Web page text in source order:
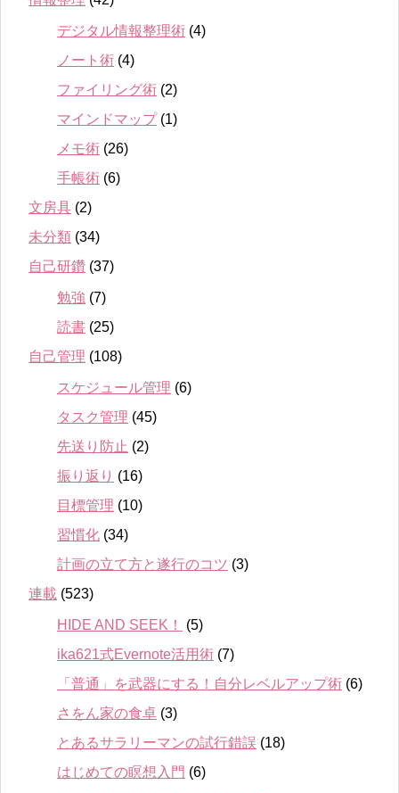
デジタル情報整理術 (4)
ノート術 (4)
ファイリング術 (2)
マインドマップ(1)
メモ術 (26)
手帳術 (6)
文房具 (2)
未分類 (34)
自己研鑽 (37)
勉強 (7)
読書 (25)
自己管理 (108)
スケジュール管理 (6)
タスク管理 (45)
先送り防止 (2)
振り返り (16)
目標管理 (10)
習慣化 (34)
計画の立て方と遂行のコツ (3)
連載 (523)
HIDE AND SEEK！
(5)
ika621式Evernote活用術 (7)
「普通」を武器にする！自分レベルアップ術 (6)
さをん家の食卓 (3)
とあるサラリーマンの試行錯誤 (18)
はじめての瞑想入門 (6)